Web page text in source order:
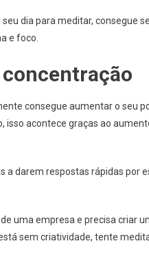
dia para meditar, consegue
e foco.
consegue aumentar o seu
isso acontece graças ao
a darem respostas rápidas por
uma empresa e precisa criar
sem criatividade, tente